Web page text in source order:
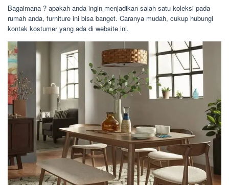
Bagaimana ? apakah anda ingin menjadikan salah satu koleksi pada
rumah anda, furniture ini bisa banget. Caranya mudah, cukup hubungi
kontak kostumer yang ada di website ini.